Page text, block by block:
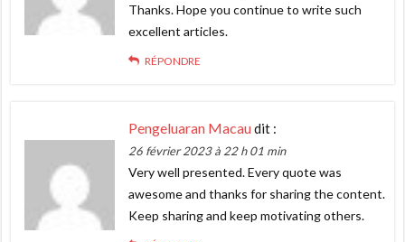
Thanks. Hope you continue to write such
excellent articles.
RÉPONDRE
Pengeluaran Macaudit :
26 février 2023 à 22 h 01 min
Very well presented. Every quote was
awesome and thanks for sharing the content.
Keep sharing and keep motivating others.